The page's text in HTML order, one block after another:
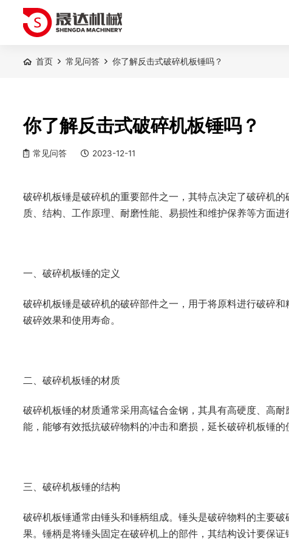
首页 常见问答 你了解反击式破碎机板锤吗？
你了解反击式破碎机板锤吗？
常见问答 2023-12-11
破碎机板锤是破碎机的重要部件之一，其特点决定了破碎机
质、结构、工作原理、耐磨性能、易损性和维护保养等方面进
一、破碎机板锤的定义
破碎机板锤是破碎机的破碎部件之一，用于将原料进行破碎
破碎效果和使用寿命。
二、破碎机板锤的材质
破碎机板锤的材质通常采用高锰合金钢，其具有高硬度、高
能，能够有效抵抗破碎物料的冲击和磨损，延长破碎机板锤的
三、破碎机板锤的结构
破碎机板锤通常由锤头和锤柄组成。锤头是破碎物料的主要
果。锤柄是将锤头固定在破碎机上的部件，其结构设计要保证